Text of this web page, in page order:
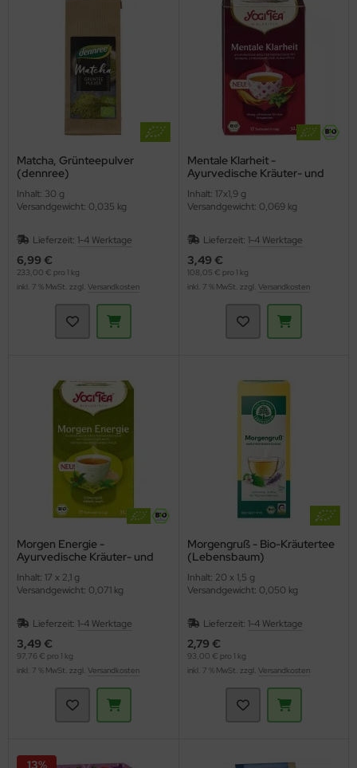
Matcha, Grünteepulver
(dennree)
Inhalt: 30 g
Versandgewicht: 0,035 kg
Lieferzeit: 1-4 Werktage
6,99 €
233,00 € pro 1 kg
inkl. 7 % MwSt. zzgl. Versandkosten
Mentale Klarheit -
Ayurvedische Kräuter- und
TEA)
Inhalt: 17x1,9 g
Versandgewicht: 0,069 kg
Lieferzeit: 1-4 Werktage
3,49 €
108,05 € pro 1 kg
inkl. 7 % MwSt. zzgl. Versandkosten
Morgen Energie -
Ayurvedische Kräuter- und
TEA)
Inhalt: 17 x 2,1 g
Versandgewicht: 0,071 kg
Lieferzeit: 1-4 Werktage
3,49 €
97,76 € pro 1 kg
inkl. 7 % MwSt. zzgl. Versandkosten
Morgengruß - Bio-Kräutertee
(Lebensbaum)
Inhalt: 20 x 1,5 g
Versandgewicht: 0,050 kg
Lieferzeit: 1-4 Werktage
2,79 €
93,00 € pro 1 kg
inkl. 7 % MwSt. zzgl. Versandkosten
13%